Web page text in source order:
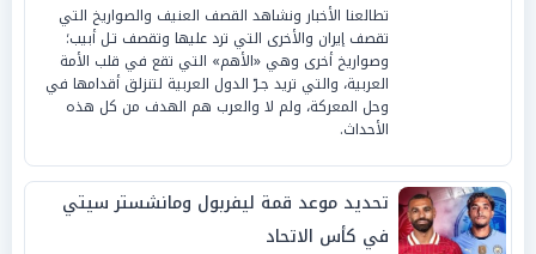
تطالعنا الأخبار ونشاهد القصف العنيف والصواريخ التي
تقصف إيران والأخرى التي ترد عليها وتقصف تـل أبيب؛
وصواريخ أخرى وهي «الأهم» التي تقع في قلب الأمة
العربية، والتي تريد جـرّ الدول العربية لتنزلق أقدامها في
وحل المعركة، ولم لا والعرب هم الهدف من كل هذه
الأحداث.
تحديد موعد قمة ليفربول ومانشستر سيتي
في كأس الاتحاد